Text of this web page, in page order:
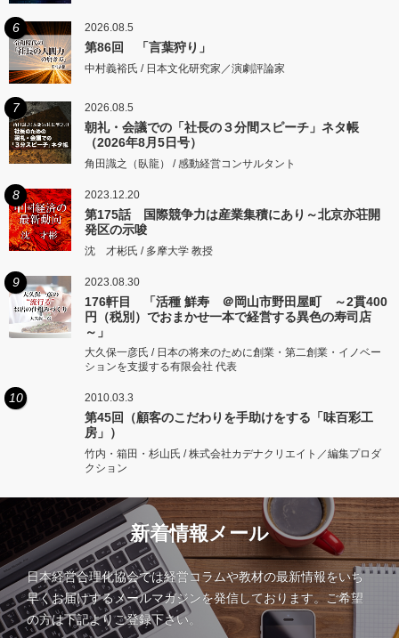
6 2026.08.5
第86回 「言葉狩り」
中村義裕氏 / 日本文化研究家／演劇評論家
7 2026.08.5
朝礼・会議での「社長の３分間スピーチ」ネタ帳
（2026年8月5日号）
角田識之（臥龍） / 感動経営コンサルタント
8 2023.12.20
第175話 国際競争力は産業集積にあり～北京亦荘開
発区の示唆
沈 才彬氏 / 多摩大学 教授
9 2023.08.30
176軒目 「活種 鮮寿 ＠岡山市野田屋町 ～2貫400
円（税別）でおまかせ一本で経営する異色の寿司店
～」
大久保一彦氏 / 日本の将来のために創業・第二創業・イノベー
ションを支援する有限会社 代表
10 2010.03.3
第45回（顧客のこだわりを手助けをする「味百彩工
房」）
竹内・箱田・杉山氏 / 株式会社カデナクリエイト／編集プロダ
クション
新着情報メール
日本経営合理化協会では経営コラムや教材の最新情報をいち
早くお届けするメールマガジンを発信しております。ご希望
の方は下記よりご登録下さい。